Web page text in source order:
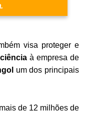
visa proteger e
à empresa de
um dos principais
de 12 milhões de